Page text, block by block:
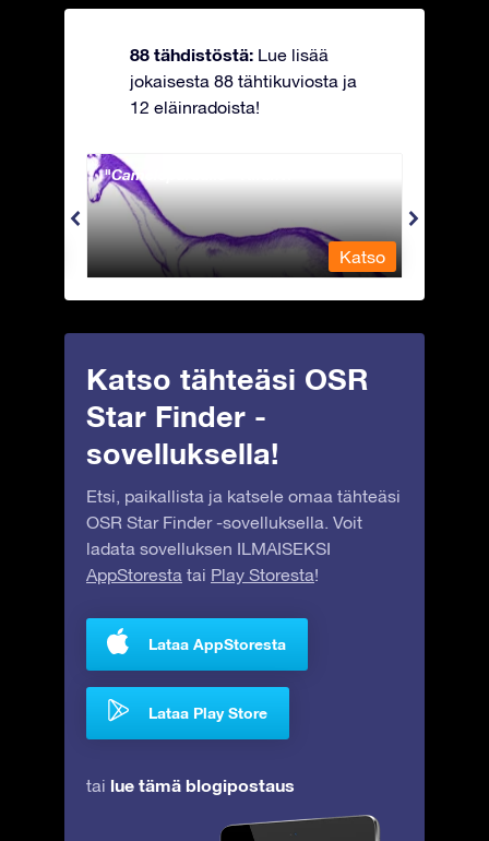
88 tähdistöstä: Lue lisää
jokaisesta 88 tähtikuviosta ja
12 eläinradoista!
Camelopardalis - Kirahvi
Katso
Katso tähteäsi OSR
Star Finder -
sovelluksella!
Etsi, paikallista ja katsele omaa tähteäsi
OSR Star Finder -sovelluksella. Voit
ladata sovelluksen ILMAISEKSI
AppStoresta tai Play Storesta!
Lataa AppStoresta
Lataa Play Store
tai lue tämä blogipostaus